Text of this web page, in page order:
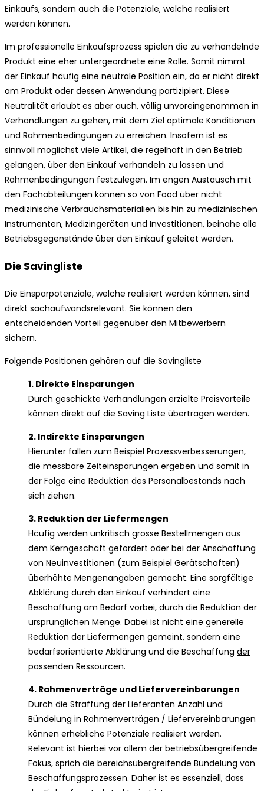
Einkaufs, sondern auch die Potenziale, welche realisiert
werden können.
Im professionelle Einkaufsprozess spielen die zu verhandelnde
Produkt eine eher untergeordnete eine Rolle. Somit nimmt
der Einkauf häufig eine neutrale Position ein, da er nicht direkt
am Produkt oder dessen Anwendung partizipiert. Diese
Neutralität erlaubt es aber auch, völlig unvoreingenommen in
Verhandlungen zu gehen, mit dem Ziel optimale Konditionen
und Rahmenbedingungen zu erreichen. Insofern ist es
sinnvoll möglichst viele Artikel, die regelhaft in den Betrieb
gelangen, über den Einkauf verhandeln zu lassen und
Rahmenbedingungen festzulegen. Im engen Austausch mit
den Fachabteilungen können so von Food über nicht
medizinische Verbrauchsmaterialien bis hin zu medizinischen
Instrumenten, Medizingeräten und Investitionen, beinahe alle
Betriebsgegenstände über den Einkauf geleitet werden.
Die Savingliste
Die Einsparpotenziale, welche realisiert werden können, sind
direkt sachaufwandsrelevant. Sie können den
entscheidenden Vorteil gegenüber den Mitbewerbern
sichern.
Folgende Positionen gehören auf die Savingliste
1. Direkte Einsparungen
Durch geschickte Verhandlungen erzielte Preisvorteile
können direkt auf die Saving Liste übertragen werden.
2. Indirekte Einsparungen
Hierunter fallen zum Beispiel Prozessverbesserungen,
die messbare Zeiteinsparungen ergeben und somit in
der Folge eine Reduktion des Personalbestands nach
sich ziehen.
3. Reduktion der Liefermengen
Häufig werden unkritisch grosse Bestellmengen aus
dem Kerngeschäft gefordert oder bei der Anschaffung
von Neuinvestitionen (zum Beispiel Gerätschaften)
überhöhte Mengenangaben gemacht. Eine sorgfältige
Abklärung durch den Einkauf verhindert eine
Beschaffung am Bedarf vorbei, durch die Reduktion der
ursprünglichen Menge. Dabei ist nicht eine generelle
Reduktion der Liefermengen gemeint, sondern eine
bedarfsorientierte Abklärung und die Beschaffung der
passenden Ressourcen.
4. Rahmenverträge und Liefervereinbarungen
Durch die Straffung der Lieferanten Anzahl und
Bündelung in Rahmenverträgen / Liefervereinbarungen
können erhebliche Potenziale realisiert werden.
Relevant ist hierbei vor allem der betriebsübergreifende
Fokus, sprich die bereichsübergreifende Bündelung von
Beschaffungsprozessen. Daher ist es essenziell, dass